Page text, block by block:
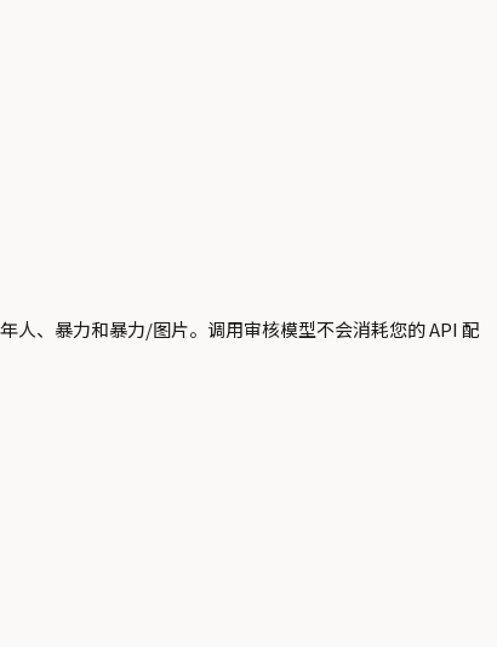
人、暴力和暴力/图片。调用审核模型不会消耗您的 API 配